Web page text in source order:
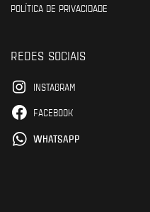
POLÍTICA DE PRIVACIDADE
REDES SOCIAIS
INSTAGRAM
FACEBOOK
WHATSAPP